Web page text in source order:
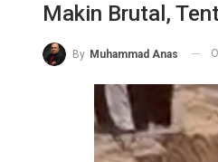
Makin Brutal,
By Muhammad Anas